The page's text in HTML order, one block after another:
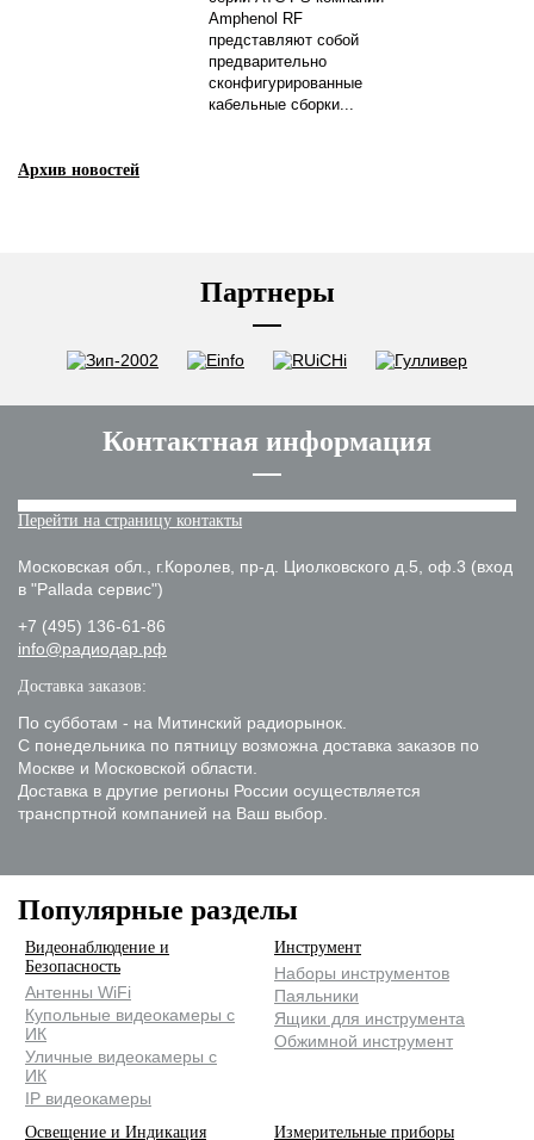
Amphenol RF
представляют собой
предварительно
сконфигурированные
кабельные сборки...
Архив новостей
Партнеры
Контактная информация
Перейти на страницу контакты
Московская обл., г.Королев, пр-д. Циолковского д.5, оф.3 (вход
в "Pallada сервис")
+7 (495) 136-61-86
info@радиодар.рф
Доставка заказов:
По субботам - на Митинский радиорынок.
С понедельника по пятницу возможна доставка заказов по
Москве и Московской области.
Доставка в другие регионы России осуществляется
транспртной компанией на Ваш выбор.
Популярные разделы
Видеонаблюдение и
Безопасность
Антенны WiFi
Купольные видеокамеры с
ИК
Уличные видеокамеры с
ИК
IP видеокамеры
Инструмент
Наборы инструментов
Паяльники
Ящики для инструмента
Обжимной инструмент
Освещение и Индикация Измерительные приборы